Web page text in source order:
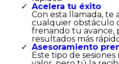
Acelera tu éxito
Con esta llamada, te
cualquier obstáculo
frenando tu avance,
resultados más
Asesoramiento
Este tipo de